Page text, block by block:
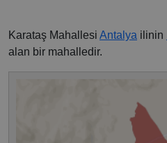
Karataş Mahallesi Antalya ilinin
alan bir mahalledir.